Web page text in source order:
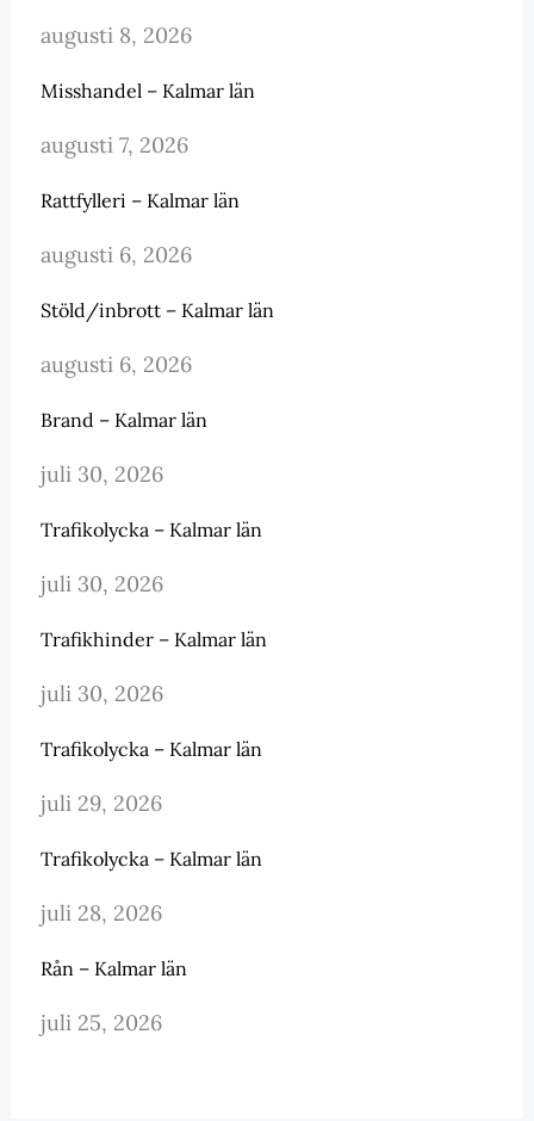
augusti 8, 2026
Misshandel – Kalmar län
augusti 7, 2026
Rattfylleri – Kalmar län
augusti 6, 2026
Stöld/inbrott – Kalmar län
augusti 6, 2026
Brand – Kalmar län
juli 30, 2026
Trafikolycka – Kalmar län
juli 30, 2026
Trafikhinder – Kalmar län
juli 30, 2026
Trafikolycka – Kalmar län
juli 29, 2026
Trafikolycka – Kalmar län
juli 28, 2026
Rån – Kalmar län
juli 25, 2026